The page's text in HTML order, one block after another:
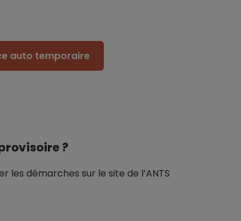
auto temporaire
?
les démarches sur le site de l’ANTS